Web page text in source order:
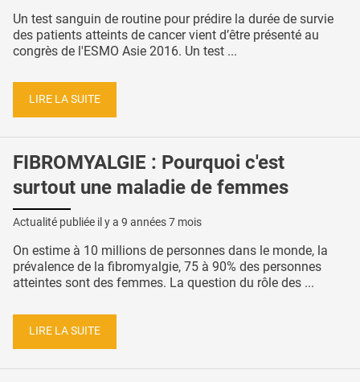
Un test sanguin de routine pour prédire la durée de survie
des patients atteints de cancer vient d’être présenté au
congrès de l'ESMO Asie 2016. Un test ...
LIRE LA SUITE
FIBROMYALGIE : Pourquoi c'est
surtout une maladie de femmes
Actualité publiée il y a 9 années 7 mois
On estime à 10 millions de personnes dans le monde, la
prévalence de la fibromyalgie, 75 à 90% des personnes
atteintes sont des femmes. La question du rôle des ...
LIRE LA SUITE